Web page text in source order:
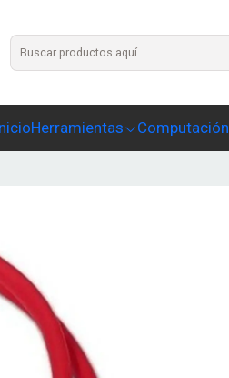
Herramientas Computación